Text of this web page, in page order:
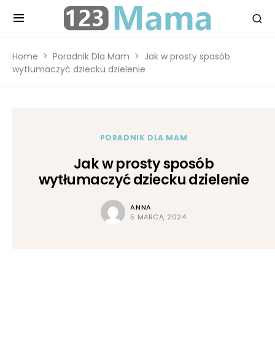
Home Poradnik Dla Mam
Jak w prosty sposób
wytłumaczyć dziecku dzielenie
PORADNIK DLA MAM
Jak w prosty sposób
wytłumaczyć dziecku dzielenie
ANNA
5 MARCA, 2024